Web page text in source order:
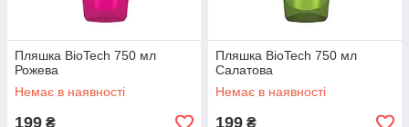
Пляшка BioTech 750 мл
Рожева
Немає в наявності
199 ₴
Пляшка BioTech 750 мл
Салатова
Немає в наявності
199 ₴